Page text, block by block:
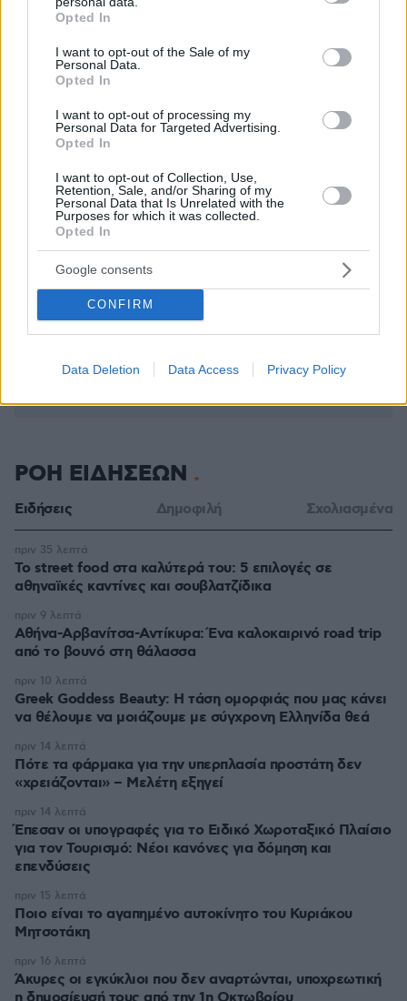
grant or deny consent to Google and its third-party tags to
use your data for below specified purposes in below Google
consent section.
Opted In
I want to opt-out of the Sale of my
Personal Data.
Opted In
I want to opt-out of processing my
Personal Data for Targeted Advertising.
Opted In
I want to opt-out of Collection, Use,
Retention, Sale, and/or Sharing of my
Personal Data that Is Unrelated with the
Purposes for which it was collected.
Opted In
Google consents
CONFIRM
Data Deletion Data Access Privacy Policy
ΣΧΌΛΙΟ *
Απομένουν 2500
ΡΟΗ ΕΙΔΗΣΕΩΝ
Ειδήσεις Δημοφιλή Σχολιασμένα
Το street food στα καλύτερά του: 5 επιλογές σε
αθηναϊκές καντίνες και σουβλατζίδικα
πριν 35 λεπτά
Αθήνα-Αρβανίτσα-Αντίκυρα: Ένα καλοκαιρινό road trip
από το βουνό στη θάλασσα
πριν 9 λεπτά
Greek Goddess Beauty: Η τάση ομορφιάς που μας κάνει
να θέλουμε να μοιάζουμε με σύγχρονη Ελληνίδα θεά
πριν 10 λεπτά
Πότε τα φάρμακα για την υπερπλασία προστάτη δεν
«χρειάζονται» – Μελέτη εξηγεί
πριν 14 λεπτά
Έπεσαν οι υπογραφές για το Ειδικό Χωροταξικό Πλαίσιο
για τον Τουρισμό: Νέοι κανόνες για δόμηση και
επενδύσεις
πριν 14 λεπτά
Ποιο είναι το αγαπημένο αυτοκίνητο του Κυριάκου
Μητσοτάκη
πριν 15 λεπτά
Άκυρες οι εγκύκλιοι που δεν αναρτώνται, υποχρεωτική
πριν 16 λεπτά